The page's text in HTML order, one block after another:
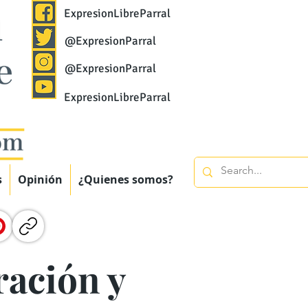
ExpresionLibreParral
@ExpresionParral
@ExpresionParral
ExpresionLibreParral
Opinión ¿Quienes somos?
y